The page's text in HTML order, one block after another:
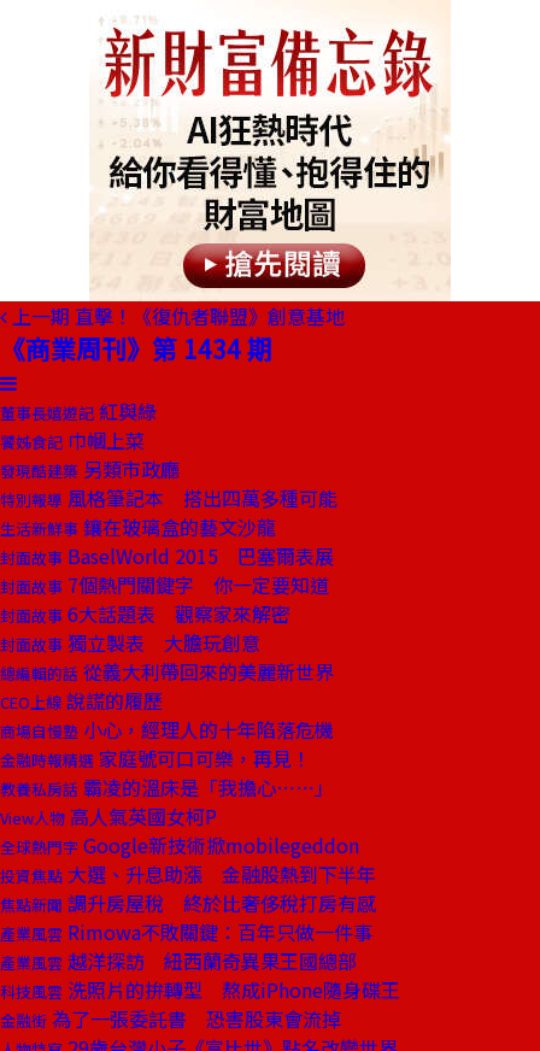
上一期 直擊！《復仇者聯盟》創意基地
《商業周刊》第 1434 期
董事長嬉遊記 紅與綠
饕姊食記 巾幗上菜
發現酷建築 另類市政廳
特別報導 風格筆記本 搭出四萬多種可能
生活新鮮事 鑲在玻璃盒的藝文沙龍
封面故事 BaselWorld 2015 巴塞爾表展
封面故事 7個熱門關鍵字 你一定要知道
封面故事 6大話題表 觀察家來解密
封面故事 獨立製表 大膽玩創意
總編輯的話 從義大利帶回來的美麗新世界
CEO上線 說謊的履歷
商場自慢塾 小心，經理人的十年陷落危機
金融時報精選 家庭號可口可樂，再見！
教養私房話 霸凌的溫床是「我擔心⋯⋯」
View人物 高人氣英國女柯P
全球熱門字 Google新技術掀mobilegeddon
投資焦點 大選、升息助漲 金融股熱到下半年
焦點新聞 調升房屋稅 終於比奢侈稅打房有感
產業風雲 Rimowa不敗關鍵：百年只做一件事
產業風雲 越洋探訪 紐西蘭奇異果王國總部
科技風雲 洗照片的拚轉型 熬成iPhone隨身碟王
金融街 為了一張委託書 恐害股東會流掉